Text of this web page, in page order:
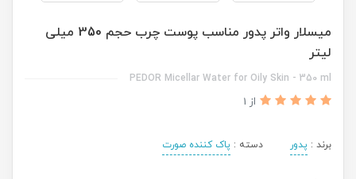
میسلار واتر پدور مناسب پوست چرب حجم 350 میلی
لیتر
PEDOR Micellar Water for Oily Skin - 350 ml
از 1
برند : پدور دسته : پاک کننده صورت